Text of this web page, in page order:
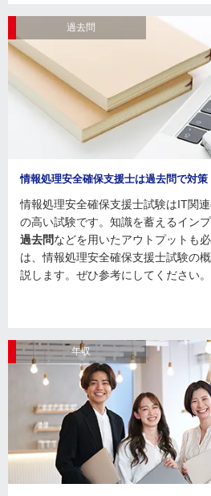
過去問
情報処理安全確保支援士は過去問で対策
情報処理安全確保支援士試験はIT関
の高い試験です。知識を蓄えるイン
過去問などを用いたアウトプットも
は、情報処理安全確保支援士試験の
説します。ぜひ参考にしてください。
年収